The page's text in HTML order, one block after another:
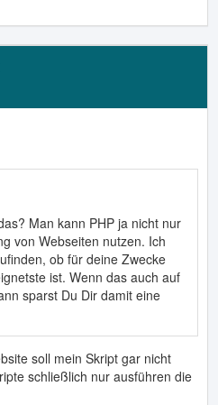
Man kann PHP ja nicht nur
von Webseiten nutzen. Ich
ob für deine Zwecke
ist. Wenn das auch auf
sparst Du Dir damit eine
soll mein Skript gar nicht
schließlich nur ausführen die